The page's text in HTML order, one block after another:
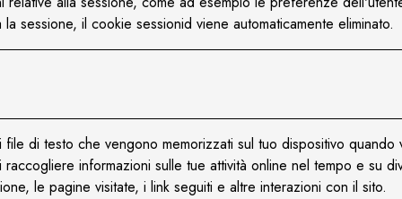
sessione, il cookie sessionid viene automaticamente eliminato.
di testo che vengono memorizzati sul tuo dispositivo
informazioni sulle tue attività online nel tempo e su
le pagine visitate, i link seguiti e altre interazioni con il sito.